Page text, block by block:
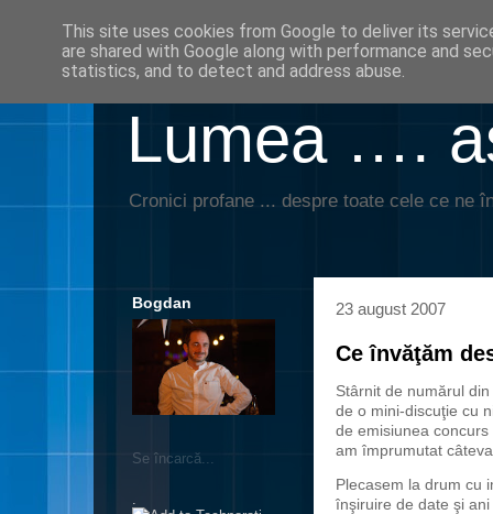
Lumea ….
Cronici profane ... despre toate cele ce ne
23 august 2007
Ce învăţăm
Stârnit de numărul
de o mini-discuţie cu
de emisiunea
am împrumutat
Plecasem la drum cu
înşiruire de date şi
Bogdan
Se încarcă...
.
This site uses cookies from Google to deliver its
are shared with Google along with performance and
statistics, and to detect and address abuse.